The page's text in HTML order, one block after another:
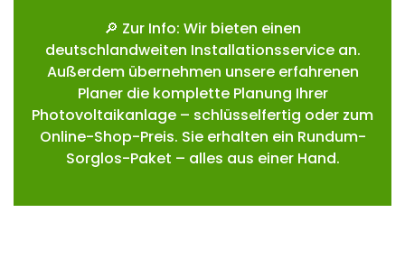
🔎 Zur Info: Wir bieten einen
deutschlandweiten Installationsservice an.
Außerdem übernehmen unsere erfahrenen
Planer die komplette Planung Ihrer
Photovoltaikanlage – schlüsselfertig oder zum
Online-Shop-Preis. Sie erhalten ein Rundum-
Sorglos-Paket – alles aus einer Hand.